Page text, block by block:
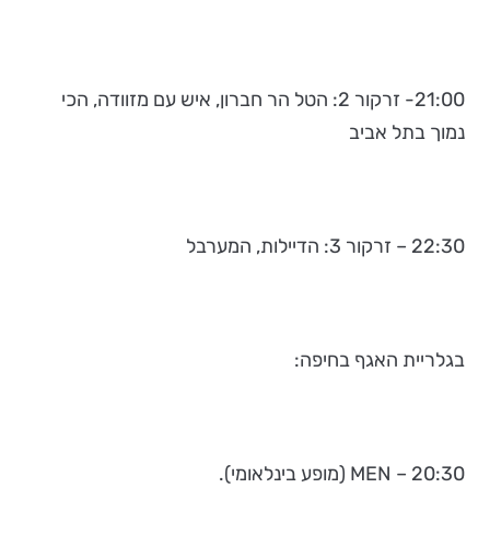
21:00- זרקור 2: הטל הר חברון, איש עם מזוודה, הכי
נמוך בתל אביב
22:30 – זרקור 3: הדיילות, המערבל
בגלריית האגף בחיפה:
20:30 – MEN (מופע בינלאומי).